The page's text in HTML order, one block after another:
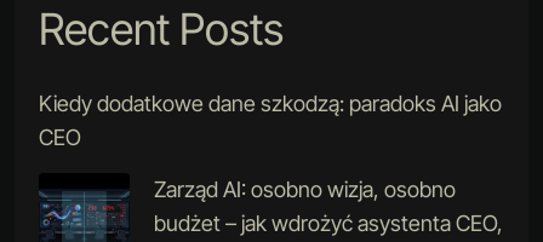
Recent Posts
Kiedy dodatkowe dane szkodzą: paradoks AI jako
CEO
Zarząd AI: osobno wizja, osobno
budżet – jak wdrożyć asystenta CEO,